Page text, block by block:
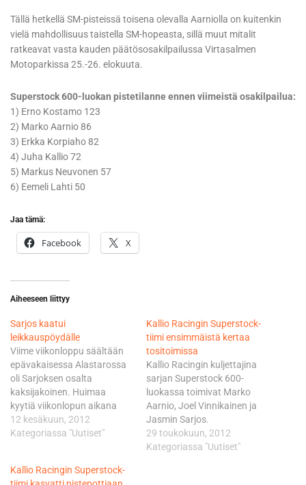
Tällä hetkellä SM-pisteissä toisena olevalla Aarniolla on kuitenkin
vielä mahdollisuus taistella SM-hopeasta, sillä muut mitalit
ratkeavat vasta kauden päätösosakilpailussa Virtasalmen
Motoparkissa 25.-26. elokuuta.
Superstock 600-luokan pistetilanne ennen viimeistä osakilpailua:
1) Erno Kostamo 123
2) Marko Aarnio 86
3) Erkka Korpiaho 82
4) Juha Kallio 72
5) Markus Neuvonen 57
6) Eemeli Lahti 50
Jaa tämä:
Facebook X
Aiheeseen liittyy
Sarjos kaatui
leikkauspöydälle
Viime viikonloppu säältään
epävakaisessa Alastarossa
oli Sarjoksen osalta
kaksijakoinen. Huimaa
kyytiä viikonlopun aikana
päästellyt Sarjos rikkoi oman
ennätyksensä parilla
kahdeksanneksi jättäen
12 kesäkuun, 2012
Kategoriassa "Uutiset"
Kallio Racingin Superstock-
tiimi ensimmäistä kertaa
tositoimissa
Kallio Racingin kuljettajina
sarjan Superstock 600-
luokassa toimivat Marko
Aarnio, Joel Vinnikainen ja
Jasmin Sarjos.
Taustavoimissa vaikuttavat
ratamoottoripyöräilijäveljekset
29 toukokuun, 2012
Kategoriassa "Uutiset"
Kallio Racingin Superstock-